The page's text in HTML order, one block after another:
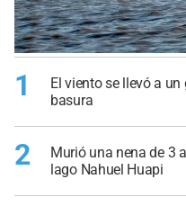
1
El viento se llevó a
basura
2
Murió una nena de 3
lago Nahuel Huapi